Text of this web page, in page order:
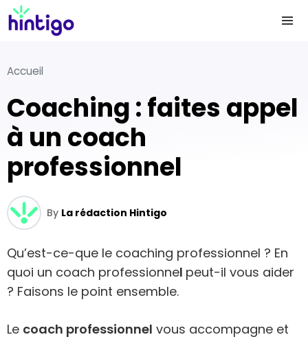
Accueil
Coaching : faites appel
à un coach
professionnel
By La rédaction Hintigo
Qu’est-ce-que le coaching professionnel ? En
quoi un coach professionnel peut-il vous aider
? Faisons le point ensemble.
Le coach professionnel vous accompagne et